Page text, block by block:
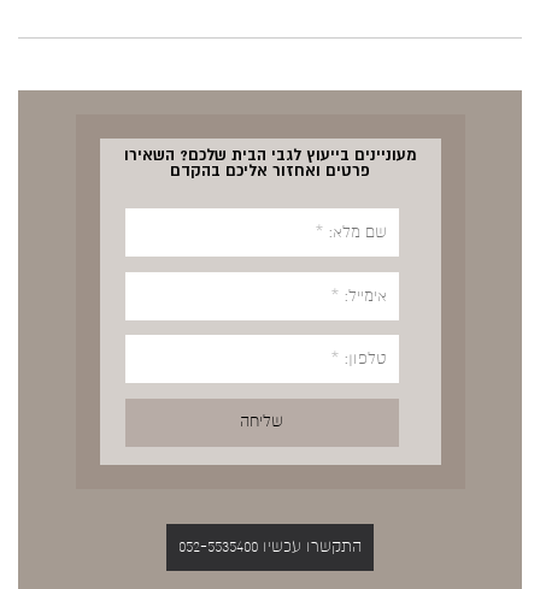
מעוניינים בייעוץ לגבי הבית שלכם? השאירו
פרטים ואחזור אליכם בהקדם
התקשרו עכשיו 052-5535400